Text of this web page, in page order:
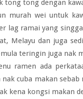
tong tong dengan
murah wei untuk
lag ramai yang
Melayu dan juga
teringin juga nak
ramen ada
cuba makan sebab
kena kongsi makan